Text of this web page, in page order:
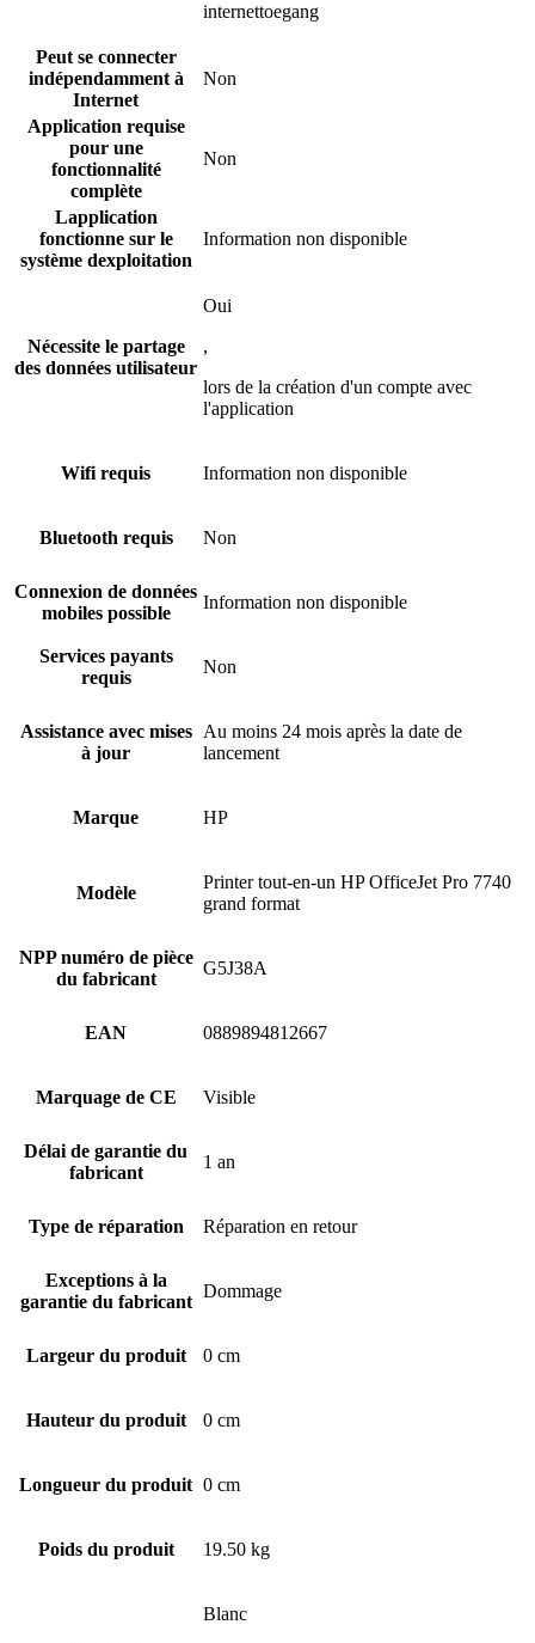
internettoegang
Peut se connecter
indépendamment à
Internet
Non
Application requise
pour une
fonctionnalité
complète
Non
Lapplication
fonctionne sur le
système dexploitation
Information non disponible
Nécessite le partage
des données utilisateur
Oui
,
lors de la création d'un compte avec
l'application
Wifi requis Information non disponible
Bluetooth requis Non
Connexion de données
mobiles possible
Information non disponible
Services payants
requis
Non
Assistance avec mises
à jour
Au moins 24 mois après la date de
lancement
Marque HP
Modèle
Printer tout-en-un HP OfficeJet Pro 7740
grand format
NPP numéro de pièce
du fabricant
G5J38A
EAN 0889894812667
Marquage de CE Visible
Délai de garantie du
fabricant
1 an
Type de réparation Réparation en retour
Exceptions à la
garantie du fabricant
Dommage
Largeur du produit 0 cm
Hauteur du produit 0 cm
Longueur du produit 0 cm
Poids du produit 19.50 kg
Blanc